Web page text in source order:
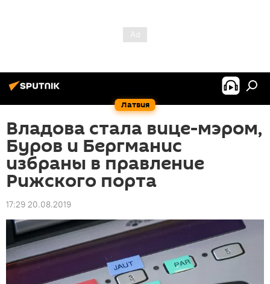
Латвия
Владова стала вице-мэром,
Буров и Бергманис
избраны в правление
Рижского порта
17:29 20.08.2019